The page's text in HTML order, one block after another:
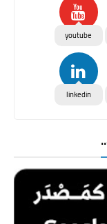
youtube
linkedin